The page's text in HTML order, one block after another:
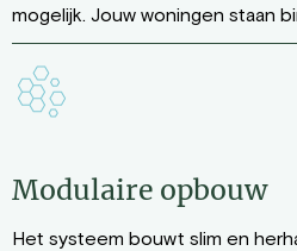
mogelijk. Jouw woningen staan
Modulaire opbouw
Het systeem bouwt slim en